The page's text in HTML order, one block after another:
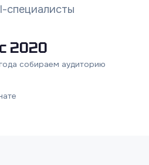
специалисты
с 2020
собираем аудиторию